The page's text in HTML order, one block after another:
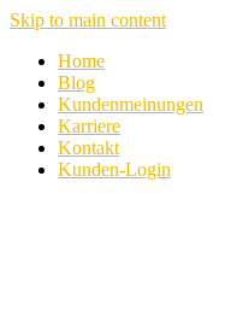
Skip to main content
Home
Blog
Kundenmeinungen
Karriere
Kontakt
Kunden-Login